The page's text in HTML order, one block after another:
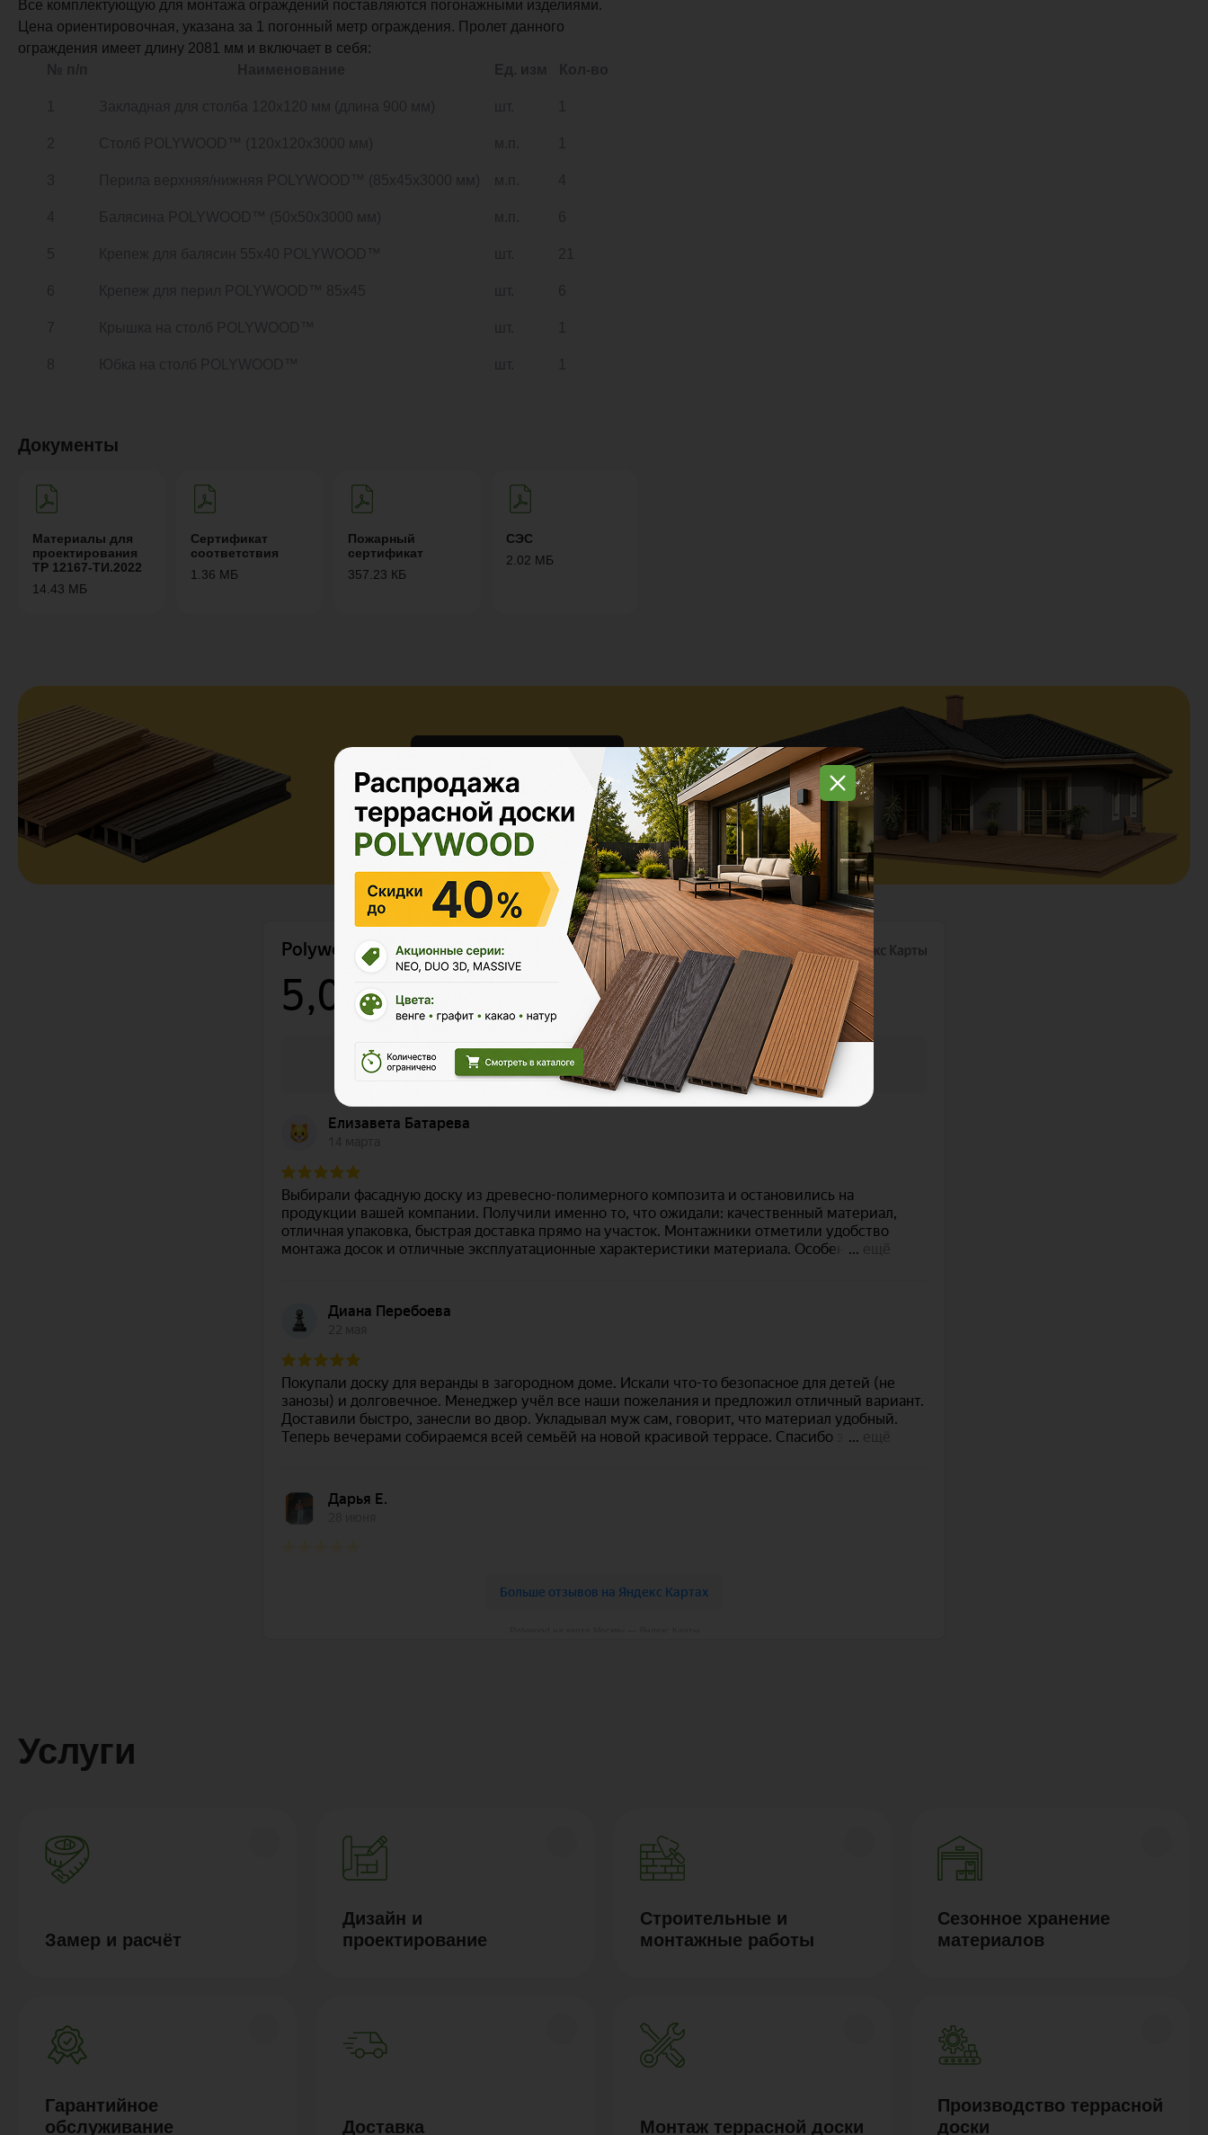
Все комплектующую для монтажа ограждений поставляются погонажными изделиями.
Цена ориентировочная, указана за 1 погонный метр ограждения. Пролет данного
ограждения имеет длину 2081 мм и включает в себя:
Документы
Материалы для
проектирования
ТР 12167-ТИ.2022
14.43 МБ
Сертификат
соответствия
1.36 МБ
Пожарный
сертификат
357.23 КБ
СЭС
2.02 МБ
Скидки до 20%
на материалы из ДПК при
заказе проектапод ключ
Услуги
Замер и расчёт
Дизайн и
проектирование
Строительные и
монтажные работы
Сезонное хранение
материалов
Гарантийное
обслуживание
Доставка Монтаж террасной доски
Производство террасной
доски